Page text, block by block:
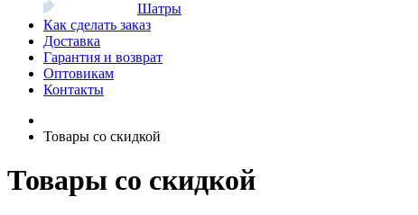
Шатры
Как сделать заказ
Доставка
Гарантия и возврат
Оптовикам
Контакты
Товары со скидкой
Товары со скидкой